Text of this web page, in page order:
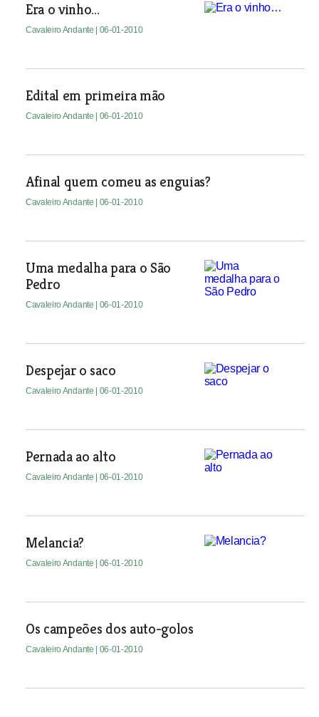
Era o vinho…
Cavaleiro Andante | 06-01-2010
Edital em primeira mão
Cavaleiro Andante | 06-01-2010
Afinal quem comeu as enguias?
Cavaleiro Andante | 06-01-2010
Uma medalha para o São
Pedro
Cavaleiro Andante | 06-01-2010
Despejar o saco
Cavaleiro Andante | 06-01-2010
Pernada ao alto
Cavaleiro Andante | 06-01-2010
Melancia?
Cavaleiro Andante | 06-01-2010
Os campeões dos auto-golos
Cavaleiro Andante | 06-01-2010